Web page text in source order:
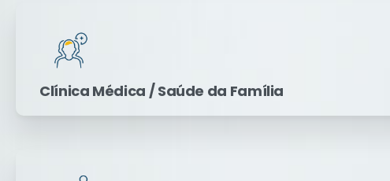
Clínica Médica / Saúde da Família